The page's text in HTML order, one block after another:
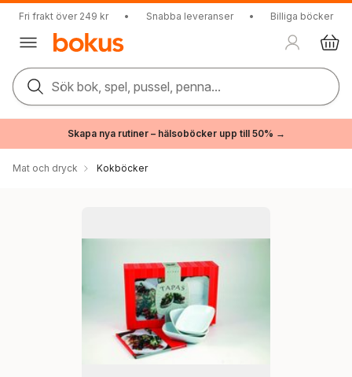
Fri frakt över 249 kr • Snabba leveranser • Billiga böcker
Sök bok, spel, pussel, penna...
Skapa nya rutiner – hälsoböcker upp till 50% →
Mat och dryck Kokböcker